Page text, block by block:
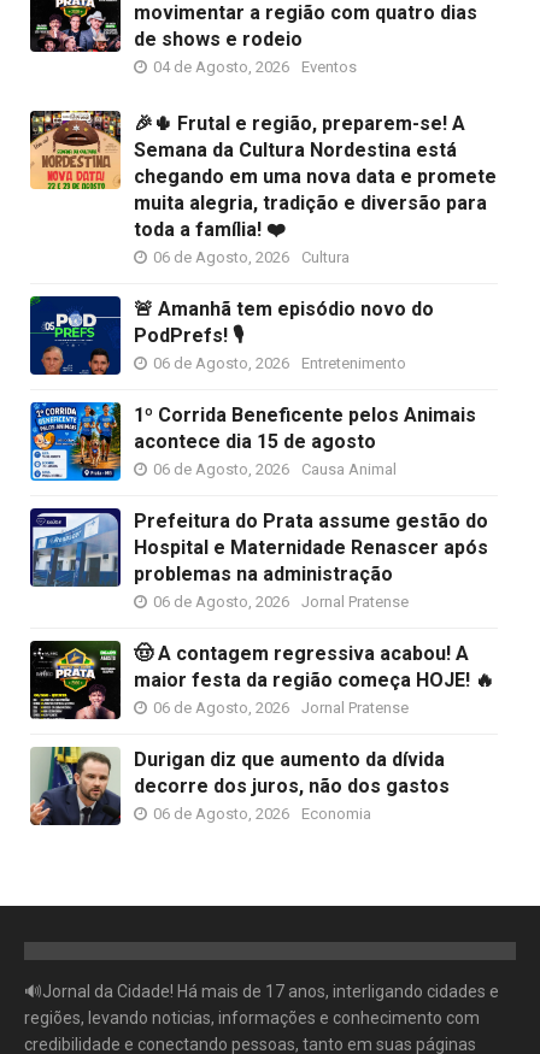
movimentar a região com quatro dias
de shows e rodeio
04 de Agosto, 2026 Eventos
🎉🌵 Frutal e região, preparem-se! A
Semana da Cultura Nordestina está
chegando em uma nova data e promete
muita alegria, tradição e diversão para
toda a família! ❤️
06 de Agosto, 2026 Cultura
🚨 Amanhã tem episódio novo do
PodPrefs! 🎙️
06 de Agosto, 2026 Entretenimento
1º Corrida Beneficente pelos Animais
acontece dia 15 de agosto
06 de Agosto, 2026 Causa Animal
Prefeitura do Prata assume gestão do
Hospital e Maternidade Renascer após
problemas na administração
06 de Agosto, 2026 Jornal Pratense
🤠 A contagem regressiva acabou! A
maior festa da região começa HOJE! 🔥
06 de Agosto, 2026 Jornal Pratense
Durigan diz que aumento da dívida
decorre dos juros, não dos gastos
06 de Agosto, 2026 Economia
🔊Jornal da Cidade! Há mais de 17 anos, interligando cidades e
regiões, levando noticias, informações e conhecimento com
credibilidade e conectando pessoas, tanto em suas páginas